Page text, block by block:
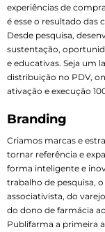
experiências de
é esse o resultado das
Desde pesquisa,
sustentação,
e educativas. Seja um
distribuição no PDV,
ativação e execução
Branding
Criamos marcas e
tornar referência e
forma inteligente e
trabalho de pesquisa,
associativista, do
do dono de farmácia
Publifarma a primeira